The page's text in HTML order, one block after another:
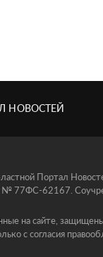
НОВОСТЕЙ
Портал
№ 77ФС-62167.
на сайте,
с согласия